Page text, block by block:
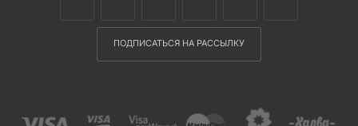
ПОДПИСАТЬСЯ НА РАССЫЛКУ